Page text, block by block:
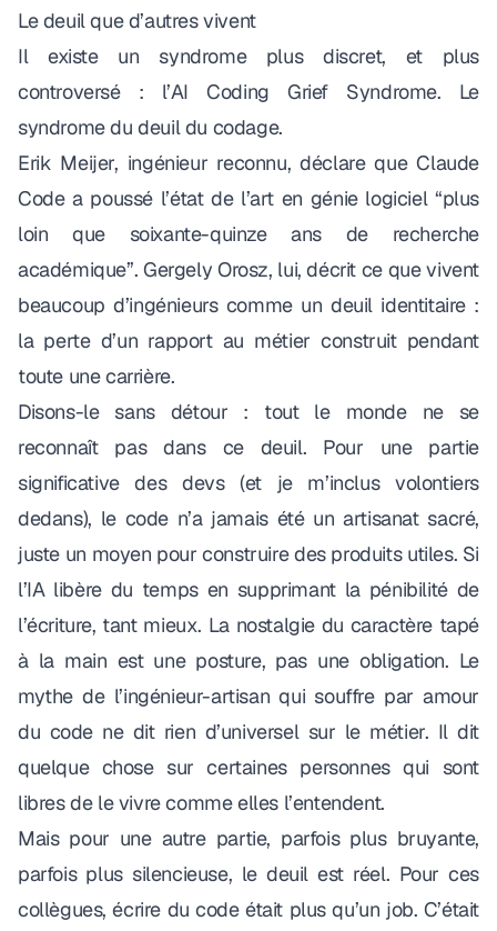
Le deuil que d’autres vivent
Il existe un syndrome plus discret, et plus
controversé : l’AI Coding Grief Syndrome. Le
syndrome du deuil du codage.
Erik Meijer, ingénieur reconnu, déclare que Claude
Code a poussé l’état de l’art en génie logiciel “plus
loin que soixante-quinze ans de recherche
académique”. Gergely Orosz, lui, décrit ce que vivent
beaucoup d’ingénieurs comme un deuil identitaire :
la perte d’un rapport au métier construit pendant
toute une carrière.
Disons-le sans détour : tout le monde ne se
reconnaît pas dans ce deuil. Pour une partie
significative des devs (et je m’inclus volontiers
dedans), le code n’a jamais été un artisanat sacré,
juste un moyen pour construire des produits utiles. Si
l’IA libère du temps en supprimant la pénibilité de
l’écriture, tant mieux. La nostalgie du caractère tapé
à la main est une posture, pas une obligation. Le
mythe de l’ingénieur-artisan qui souffre par amour
du code ne dit rien d’universel sur le métier. Il dit
quelque chose sur certaines personnes qui sont
libres de le vivre comme elles l’entendent.
Mais pour une autre partie, parfois plus bruyante,
parfois plus silencieuse, le deuil est réel. Pour ces
collègues, écrire du code était plus qu’un job. C’était